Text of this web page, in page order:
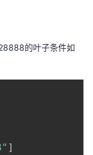
的叶子条件如
]